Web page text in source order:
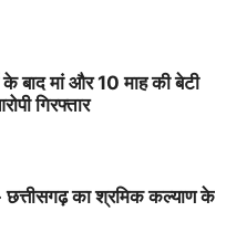
के बाद मां और 10 माह की बेटी
गिरफ्तार
छत्तीसगढ़ का श्रमिक कल्याण के